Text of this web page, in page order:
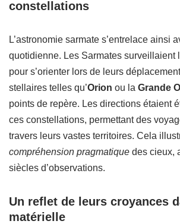
constellations
L’astronomie sarmate s’entrelace ainsi
quotidienne. Les Sarmates surveillaient
pour s’orienter lors de leurs
stellaires telles qu’Orion ou la Grande
points de repère. Les directions étaient
ces constellations, permettant des
travers leurs vastes territoires. Cela
compréhension pragmatique des cieux,
siècles d’observations.
Un reflet de leurs croyances
matérielle